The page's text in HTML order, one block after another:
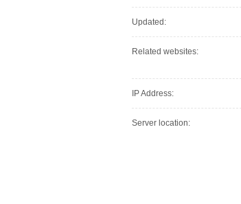
Updated:
Related websites:
IP Address:
Server location: